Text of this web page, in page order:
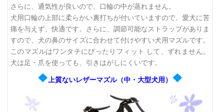
さらに、通気性が良いので、口輪の中が蒸れません。
犬用口輪の上部に柔らかい裏打ちが付いていますので、愛犬に苦
痛を与えず、快適です。さらに、調節可能なストラップがありま
すので、犬の鼻のサイズに合わせて付けやすい犬用マズルです。
このマズルはワンタチにぴったりフィット して、ずれません。
犬は足・爪を使っても、引きはがしにくいです。
❖ 上質ないレザーマズル（中・大型犬用） ❖